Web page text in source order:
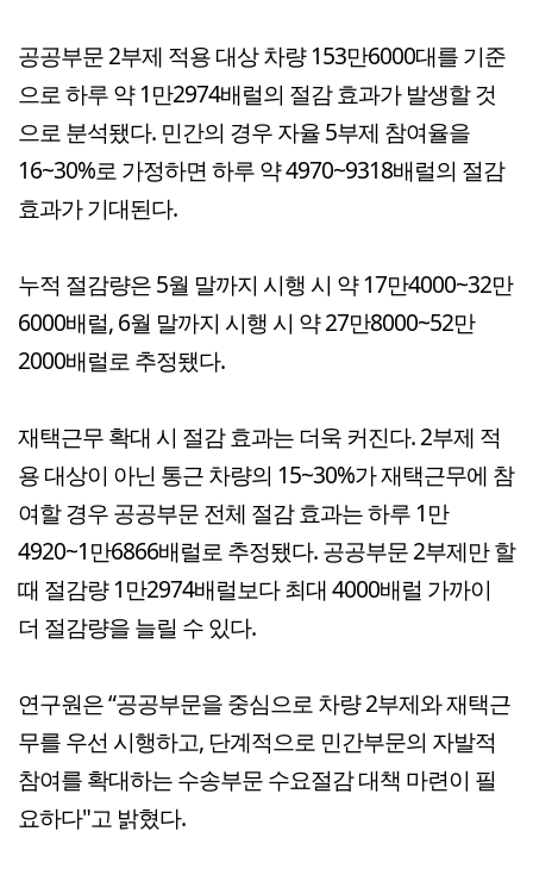
공공부문 2부제 적용 대상 차량 153만6000대를 기준
으로 하루 약 1만2974배럴의 절감 효과가 발생할 것
으로 분석됐다. 민간의 경우 자율 5부제 참여율을
16~30%로 가정하면 하루 약 4970~9318배럴의 절감
효과가 기대된다.
누적 절감량은 5월 말까지 시행 시 약 17만4000~32만
6000배럴, 6월 말까지 시행 시 약 27만8000~52만
2000배럴로 추정됐다.
재택근무 확대 시 절감 효과는 더욱 커진다. 2부제 적
용 대상이 아닌 통근 차량의 15~30%가 재택근무에 참
여할 경우 공공부문 전체 절감 효과는 하루 1만
4920~1만6866배럴로 추정됐다. 공공부문 2부제만 할
때 절감량 1만2974배럴보다 최대 4000배럴 가까이
더 절감량을 늘릴 수 있다.
연구원은 “공공부문을 중심으로 차량 2부제와 재택근
무를 우선 시행하고, 단계적으로 민간부문의 자발적
참여를 확대하는 수송부문 수요절감 대책 마련이 필
요하다"고 밝혔다.